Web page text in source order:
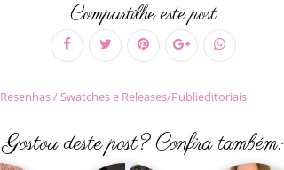
Compartilhe este post
Resenhas / Swatches e Releases/Publieditoriais
Gostou deste post? Confira também: